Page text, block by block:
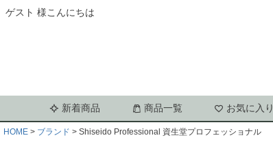
ゲスト 様こんにちは
新着商品 商品一覧 お気に入り
HOME ブランド Shiseido Professional 資生堂プロフェッショナル